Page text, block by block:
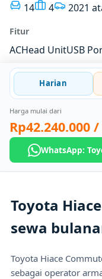
14 4 2021
Fitur
ACHead UnitUSB
Harian
Harga mulai dari
Rp42.240.000 /
WhatsApp:
Toyota
sewa
Toyota Hiace
sebagai operator